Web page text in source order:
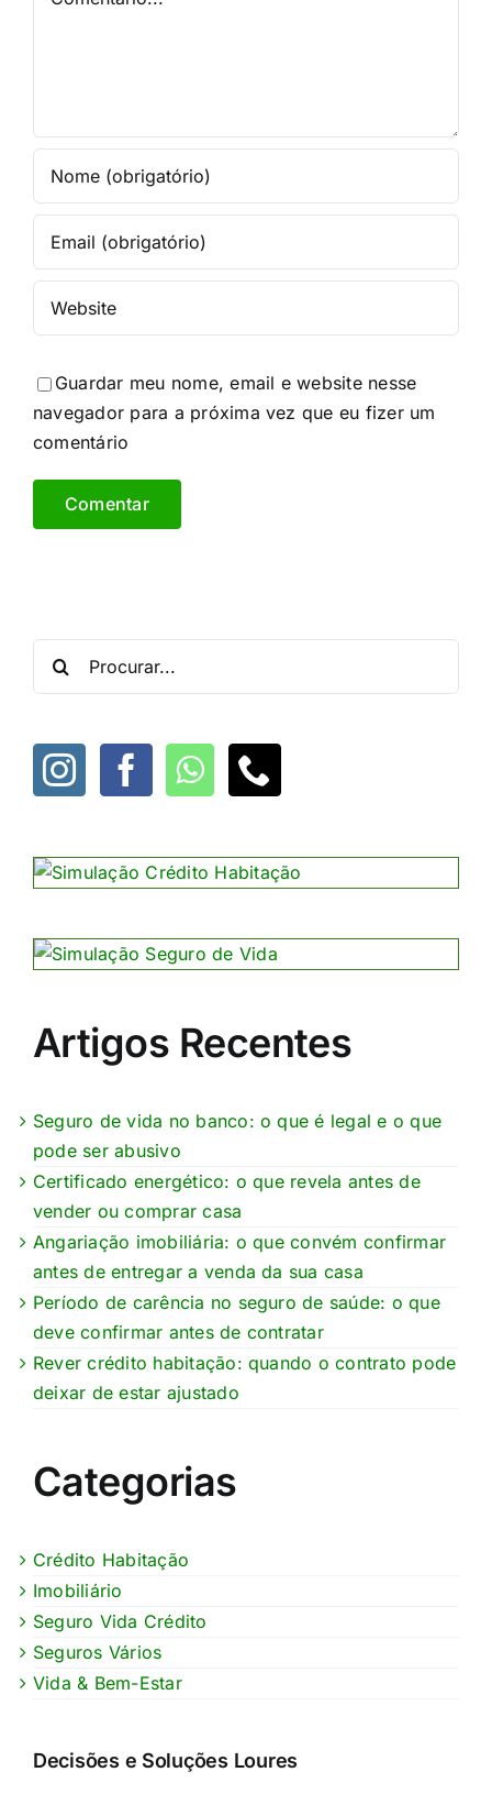
Guardar meu nome, email e website nesse
navegador para a próxima vez que eu fizer um
comentário
por:
Artigos Recentes
Seguro de vida no banco: o que é legal e o que
pode ser abusivo
Certificado energético: o que revela antes de
vender ou comprar casa
Angariação imobiliária: o que convém confirmar
antes de entregar a venda da sua casa
Período de carência no seguro de saúde: o que
deve confirmar antes de contratar
Rever crédito habitação: quando o contrato pode
deixar de estar ajustado
Categorias
Crédito Habitação
Imobiliário
Seguro Vida Crédito
Seguros Vários
Vida & Bem-Estar
Decisões e Soluções Loures